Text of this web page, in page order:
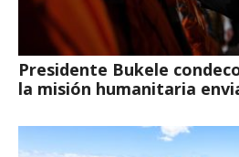
Presidente Bukele
la misión humanitaria